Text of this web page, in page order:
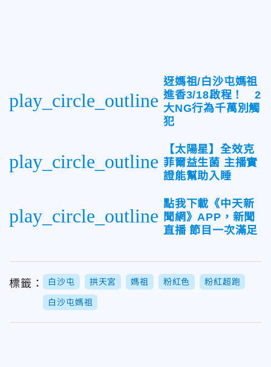
play_circle_outline
迓媽祖/白沙屯媽祖
進香3/18啟程！ 2
大NG行為千萬別觸
犯
play_circle_outline
【太陽星】全效克
菲爾益生菌 主播實
證能幫助入睡
play_circle_outline
點我下載《中天新
聞網》APP，新聞
直播 節目一次滿足
標籤： 白沙屯 拱天宮 媽祖 粉紅色 粉紅超跑
白沙屯媽祖